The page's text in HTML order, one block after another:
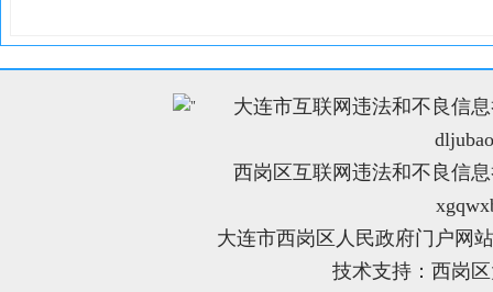
"
大连市互联网违法和不良信
西岗区互联网违法和不良信
大连市西岗区人民政府门户网
技术支持：西岗